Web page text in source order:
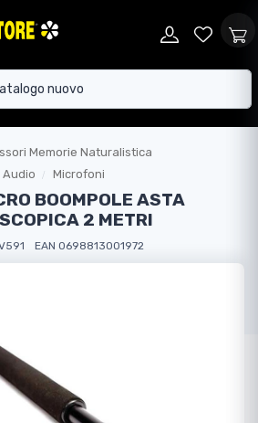
Memorie Naturalistica
Audio
Microfoni
BOOMPOLE ASTA
2 METRI
EAN 0698813001972